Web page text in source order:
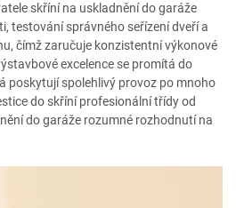
skříní na uskladnění do garáže
testování správného seřízení dveří a
čímž zaručuje konzistentní výkonové
excelence se promítá do
poskytují spolehlivý provoz po mnoho
do skříní profesionální třídy od
do garáže rozumné rozhodnutí na